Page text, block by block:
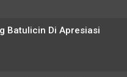
Batulicin Di Apresiasi